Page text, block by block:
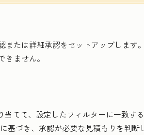
または詳細承認をセットアップします
ません。
当てて、設定したフィルターに一致す
に基づき、承認が必要な見積もりを判